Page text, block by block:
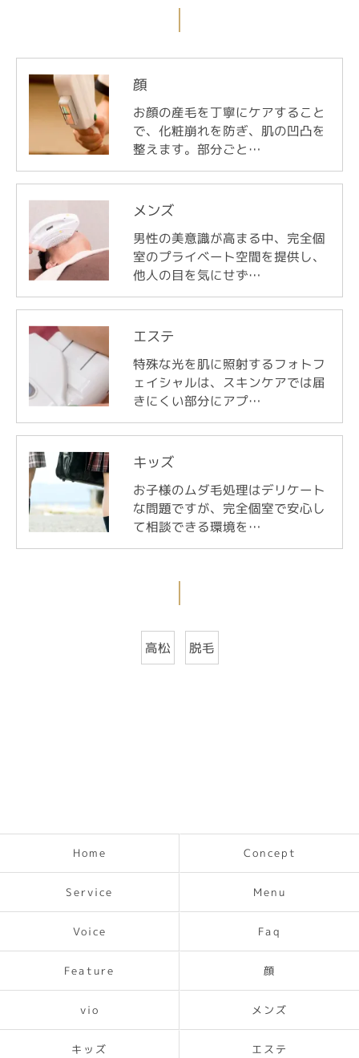
顔
お顔の産毛を丁寧にケアすること
で、化粧崩れを防ぎ、肌の凹凸を
整えます。部分ごと…
メンズ
男性の美意識が高まる中、完全個
室のプライベート空間を提供し、
他人の目を気にせず…
エステ
特殊な光を肌に照射するフォトフ
ェイシャルは、スキンケアでは届
きにくい部分にアプ…
キッズ
お子様のムダ毛処理はデリケート
な問題ですが、完全個室で安心し
て相談できる環境を…
高松 脱毛
Home Concept
Service Menu
Voice Faq
Feature 顔
vio メンズ
キッズ エステ
ご予約はこちら